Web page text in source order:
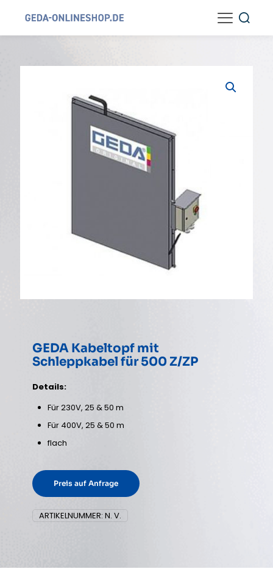
GEDA Kabeltopf mit
Schleppkabel für 500 Z/ZP
Details:
Für 230V, 25 & 50 m
Für 400V, 25 & 50 m
flach
Preis auf Anfrage
ARTIKELNUMMER: N. V.